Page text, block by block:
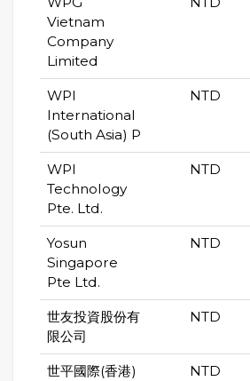
Vietnam
Company
Limited
WPI
International
(South Asia) P
NTD
WPI
Technology
Pte. Ltd.
NTD
Yosun
Singapore
Pte Ltd.
NTD
世友投資股份有
限公司
NTD
世平國際(香港)
NTD